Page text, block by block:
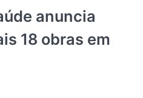
anuncia
18 obras em